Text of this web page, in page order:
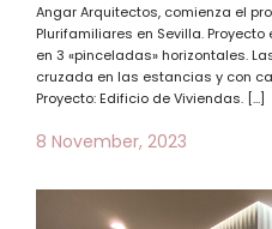
Angar Arquitectos, comienza el
Plurifamiliares en Sevilla.
en 3 «pinceladas» horizontales.
cruzada en las estancias y con
Proyecto: Edificio de Viviendas. […]
8 November, 2023